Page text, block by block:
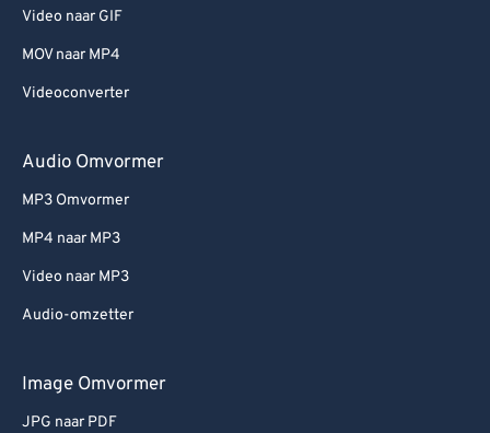
Video naar GIF
MOV naar MP4
Videoconverter
Audio Omvormer
MP3 Omvormer
MP4 naar MP3
Video naar MP3
Audio-omzetter
Image Omvormer
JPG naar PDF